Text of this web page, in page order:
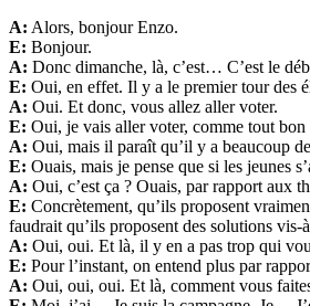
A: Alors, bonjour Enzo.
E: Bonjour.
A: Donc dimanche, là, c’est… C’est le
E: Oui, en effet. Il y a le premier tour des
A: Oui. Et donc, vous allez aller voter.
E: Oui, je vais aller voter, comme tout
A: Oui, mais il paraît qu’il y a beaucoup
E: Ouais, mais je pense que si les jeunes
A: Oui, c’est ça ? Ouais, par rapport aux
E: Concrètement, qu’ils proposent
faudrait qu’ils proposent des solutions vis-
A: Oui, oui. Et là, il y en a pas trop qui
E: Pour l’instant, on entend plus par
A: Oui, oui, oui. Et là, comment vous